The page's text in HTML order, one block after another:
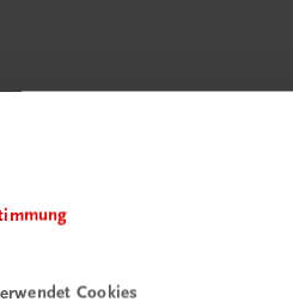
Cookies